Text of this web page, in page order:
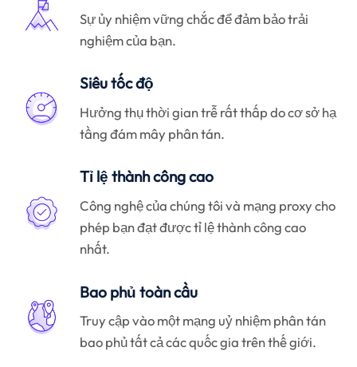
Sự ủy nhiệm vững chắc để đảm bảo trải
nghiệm của bạn.
Siêu tốc độ
Hưởng thụ thời gian trễ rất thấp do cơ sở hạ
tầng đám mây phân tán.
Tỉ lệ thành công cao
Công nghệ của chúng tôi và mạng proxy cho
phép bạn đạt được tỉ lệ thành công cao
nhất.
Bao phủ toàn cầu
Truy cập vào một mạng uỷ nhiệm phân tán
bao phủ tất cả các quốc gia trên thế giới.